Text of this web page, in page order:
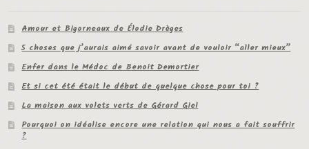
Amour et Bigorneaux de Élodie Drèges
5 choses que j’aurais aimé savoir avant de vouloir “aller mieux”
Enfer dans le Médoc de Benoit Demortier
Et si cet été était le début de quelque chose pour toi ?
La maison aux volets verts de Gérard Giel
Pourquoi on idéalise encore une relation qui nous a fait souffrir
?